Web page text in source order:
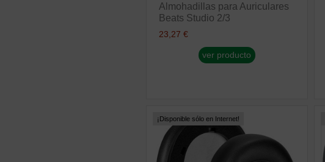
Almohadillas para Auriculares
Beats Studio 2/3
23,27 €
ver producto
¡Disponible sólo en Internet!